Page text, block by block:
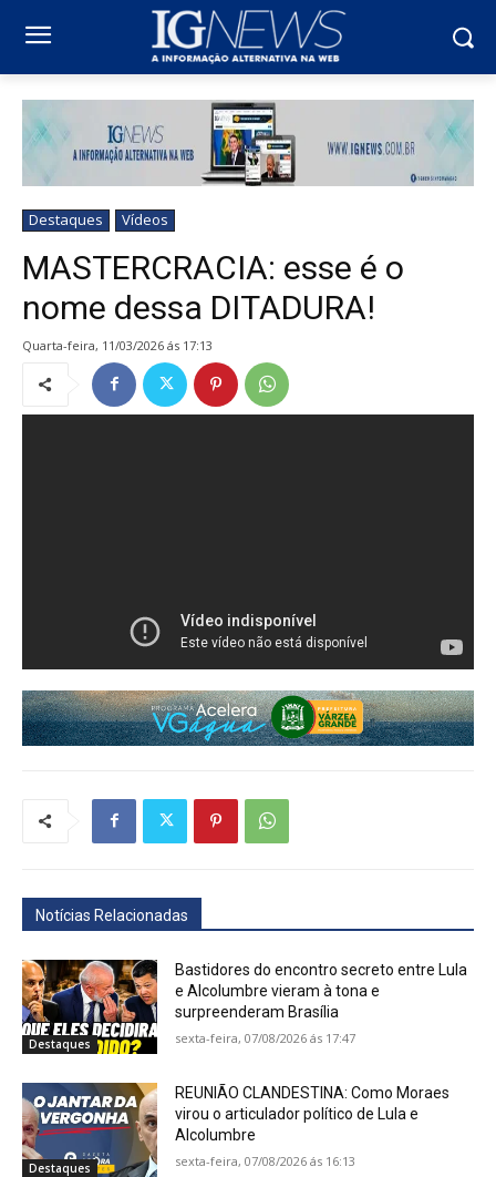
Destaques Vídeos
MASTERCRACIA: esse é o
nome dessa DITADURA!
quarta-feira, 11/03/2026 ás 17:13
Notícias Relacionadas
Destaques
Bastidores do encontro secreto entre Lula
e Alcolumbre vieram à tona e
surpreenderam Brasília
sexta-feira, 07/08/2026 ás 17:47
Destaques
REUNIÃO CLANDESTINA: Como Moraes
virou o articulador político de Lula e
Alcolumbre
sexta-feira, 07/08/2026 ás 16:13